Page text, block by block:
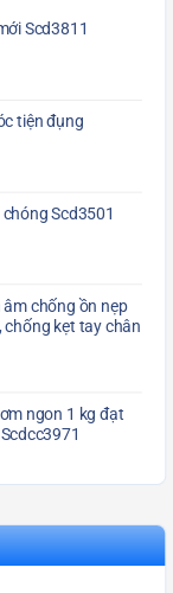
Scd3811
tiện đụng
Scd3501
chống ồn nẹp
kẹt tay chân
ngon 1 kg đạt